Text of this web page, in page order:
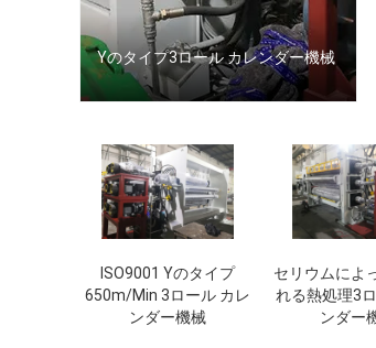
Yのタイプ3ロール カレンダー機械
ISO9001 Yのタイプ
650m/Min 3ロール カレ
ンダー機械
セリウムによ
れる熱処理3
ンダー